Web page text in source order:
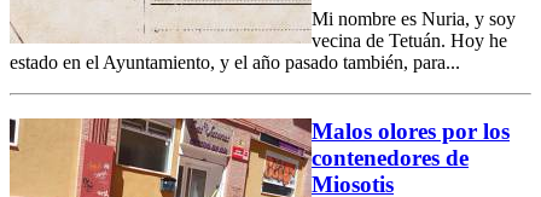
Mi nombre es Nuria, y soy
vecina de Tetuán. Hoy he
estado en el Ayuntamiento, y el año pasado también, para...
Malos olores por los
contenedores de
Miosotis